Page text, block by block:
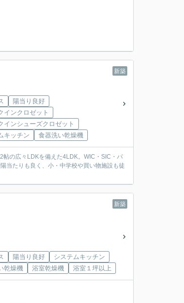
新築
陽当り良好
インクロゼット
インシューズクロゼット
キッチン
食器洗い乾燥機
の広々LDKを備えた4LDK。WIC・SIC・パ
当たりも良く、小・中学校や買い物施設も徒
新築
陽当り良好
システムキッチン
乾燥機
浴室乾燥機 浴室１坪以上